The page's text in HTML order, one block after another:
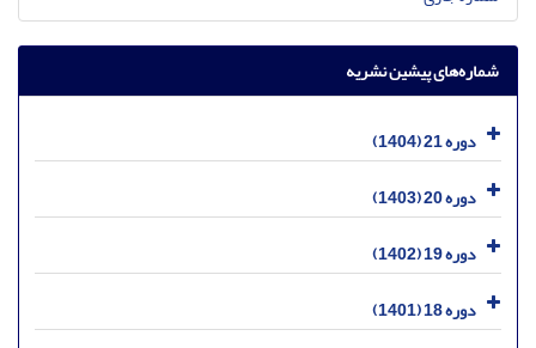
شماره‌های پیشین نشریه
دوره 21 (1404)
دوره 20 (1403)
دوره 19 (1402)
دوره 18 (1401)